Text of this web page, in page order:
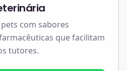
com sabores
que facilitam
tutores.